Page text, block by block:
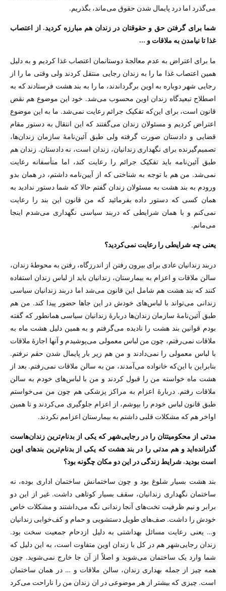
می‌گذرد اما درد پایمال شدن حقوق می‌ماند، بگذریم.
شما برای گرفتن حق و حقوقتان در زندان هم مبارزه کردید. از اعتصاب
غذا تا نیامدن به ملاقات و …
ما برای اعتراض به عدم معالجهٔ دوستانمان اعتصاب غذا کردیم و به دلیل
همین اعتصاب غذا ما را به زندان رجایی منتقل کردند ولی وقتی ما را از
رجایی شهر دوباره به اوین برگرداندند، ما را به بند هشت فرستادند که به
اصطلاح تبعیدگاه زندان اوین محسوب می‌شد. خود این موضوع هم نقض
قانون است، برای این‌که تفکیک جرائم رعایت نمی‌شد. ما به این موضوع
اعتراض کردیم و مسئولان زندان می‌گفتند که این انتقال به دستور مقام
قضایی و دادستان صورت گرفته ولی طبق آئین‌نامهٔ سازمان زندان‌ها،
تصمیم‌گیرنده برای نگهداری زندانیان، زندان است، نه دادستان. زندان هم
طبق آئین‌نامه باید تفکیک جرائم را رعایت کند، اما متأسفانه رعایت
نمی‌شد. من هم با توجه به شناختی که از آیین‌نامه داشتم، در همان بدو
ورودم به بند هشت به مسئولان زندان گفتم حالا که شما دستور ندادید به
همان کسی که دستور داده بفرمائید که من قانون این بند را رعایت
نمی‌کنم و با همان شرایطی که دربند سیاسی نگهداری می‌شدم اینجا
می‌مانم.
یعنی چه شرایطی را رعایت نمی‌کردید؟
دربند زندانیان عادی برای بیرون رفتن از اندرزگاه، رفتن به محوطهٔ زندان،
سالن ملاقات و اعزام به بیمارستان، زندانیان باید از لباس زندان استفاده
کنند که بند هشت هم شامل این قانون می‌شد اما دربند زندانیان سیاسی
زندانی می‌تواند با لباس‌های خودش در این جاها حضور پیدا کند. من هم
طبق آئین‌نامهٔ سازمان زندان‌ها دربارهٔ زندانیان سیاسی همانطور که گفته
بودم قوانین بند هشت را نادیده می‌گرفتم و به همین دلیل هشت ماه به
ملاقات نمی‌رفتم، چون من لباس معمولی می‌پوشیدم و آنها اجازهٔ ملاقات
با لباس معمولی را نمی‌دادند و من هم زیر بار پایمال شدن حقم نرفتم.
بنابراین با این‌که خانواده می‌آمدند، من به سالن ملاقات نمی‌رفتم. بعد از
هشت ماه خواسته من را قبول کردند و من با لباس‌های خودم به سالن
ملاقات رفتم. دربارهٔ اعزام به مراکز پزشکی هم چون من می‌خواستم
طبق قانون لباس خودم را بپوشم، از اعزام جلوگیری می‌کردند و تا همین
اواخر هم که مشکلات قلبی داشتم به بیمارستان اعزامم نکردند.
مدتی از محکومیتتان را در رجایی‌شهر که یکی از بدنام‌ترین زندان‌هاست
گذرانده‌اید و هم مدتی را در بند هشت که یکی از بدنام‌ترین بندهای اوین
است بودید. شرایط زندگی در این دو مکان چگونه بود؟
بند هشت بسیار شلوغ بود و چون ساختمانش ساختمان اداری بوده، نه
ساختمان نگهداری زندانیان، سقف بسیار کوتاهی داشت. غیر از این دو
برابر و نیم ظرفیت تخت‌های آنجا زندانی نگه‌ می‌داشتند و مشکلات خاص
خودش را داشت. صف‌های طویل دستشویی و حمام و کف‌خوابی زندانیان
و… یعنی رعایت مسائل بهداشتی به دلیل ازدحام جمعیت سخت بود.
زندان رجایی‌شهر هم در کل با زندان اوین متفاوت است، به این دلیل که
شما وارد یک ساختمان می‌شوید و اصلاً از آن جا خارج نمی‌شوید. چون
همه چیز از جمله بهداری زندان، سالن ملاقات و … در همان ساختمان
است. چیزی که بیشتر از هر موضوعی در ان زندان من را ناراحت می‌کرد